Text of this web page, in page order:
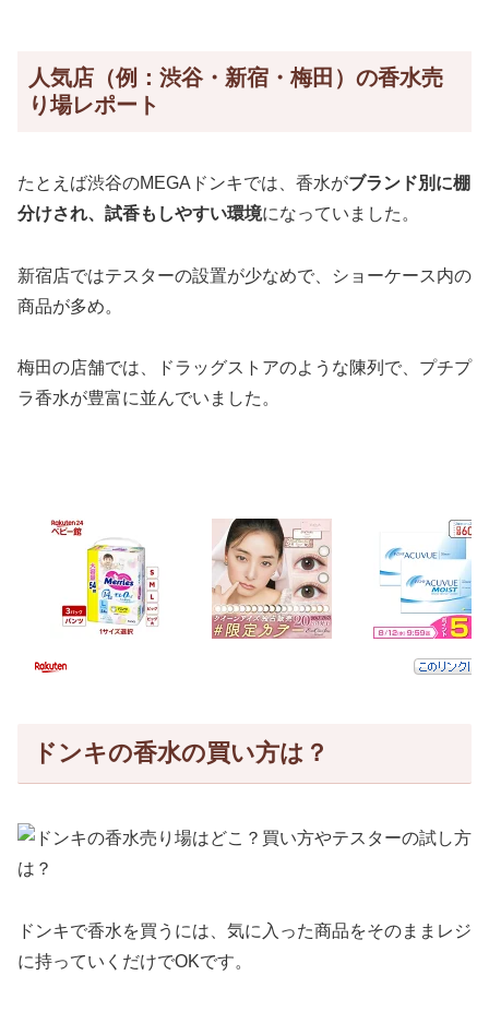
人気店（例：渋谷・新宿・梅田）の香水売
り場レポート
たとえば渋谷のMEGAドンキでは、香水がブランド別に棚
分けされ、試香もしやすい環境になっていました。
新宿店ではテスターの設置が少なめで、ショーケース内の
商品が多め。
梅田の店舗では、ドラッグストアのような陳列で、プチプ
ラ香水が豊富に並んでいました。
ドンキの香水の買い方は？
ドンキで香水を買うには、気に入った商品をそのままレジ
に持っていくだけでOKです。